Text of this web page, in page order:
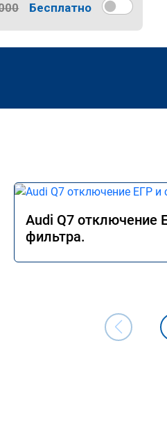
Бесплатно
Audi Q7 отключение
фильтра.